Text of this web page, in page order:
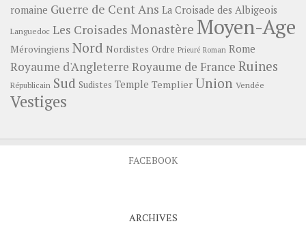
romaine Guerre de Cent Ans La Croisade des Albigeois
Languedoc Les Croisades Monastère Moyen-Age
Mérovingiens Nord Nordistes Ordre Prieuré Roman Rome
Royaume d'Angleterre Royaume de France Ruines
Républicain Sud Sudistes Temple Templier Union Vendée
Vestiges
FACEBOOK
ARCHIVES